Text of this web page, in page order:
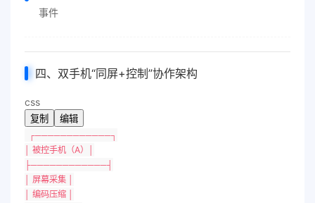
事件
四、双手机“同屏+控制”协作架构
css
复制
编辑
┌────────────┐
│ 被控手机（A）│
├────────────┤
│ 屏幕采集 │
│ 编码压缩 │